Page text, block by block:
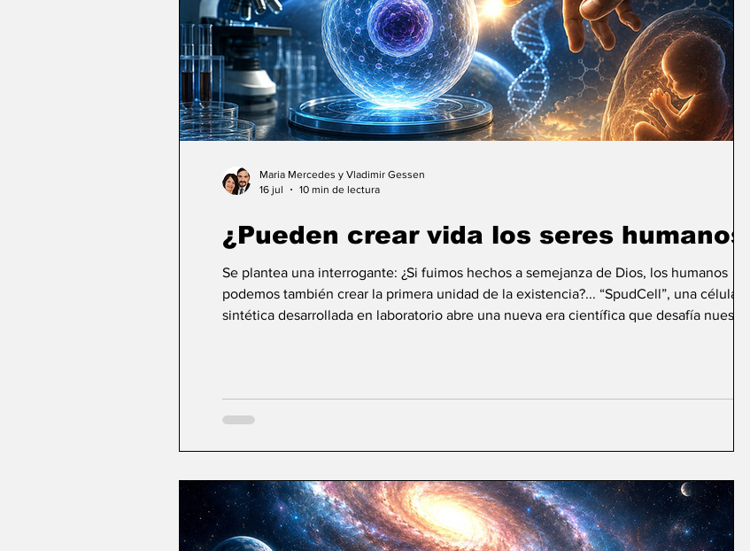
¿Pueden crear vida los seres humanos?
Se plantea una interrogante: ¿Si fuimos hechos a semejanza de Dios, los humanos
podemos también crear la primera unidad de la existencia?... “SpudCell”, una célula
sintética desarrollada en laboratorio abre una nueva era científica que desafía nuestras
Maria Mercedes y Vladimir Gessen
16 jul
10 min de lectura